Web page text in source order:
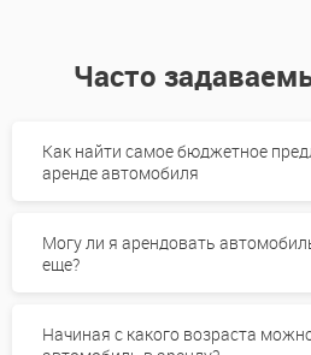
Часто
Как найти самое бюджетное
аренде автомобиля
Могу ли я арендовать
еще?
Начиная с какого возраста